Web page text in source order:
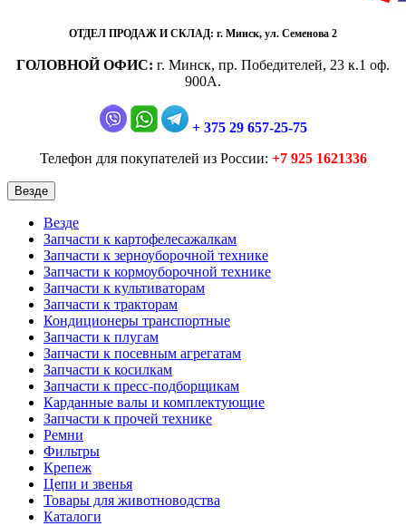
ОТДЕЛ ПРОДАЖ И СКЛАД: г. Минск, ул. Семенова 2
ГОЛОВНОЙ ОФИС: г. Минск, пр. Победителей, 23 к.1 оф.
900А.
+ 375 29 657-25-75
Телефон для покупателей из России: +7 925 1621336
Везде
Везде
Запчасти к картофелесажалкам
Запчасти к зерноуборочной технике
Запчасти к кормоуборочной технике
Запчасти к культиваторам
Запчасти к тракторам
Кондиционеры транспортные
Запчасти к плугам
Запчасти к посевным агрегатам
Запчасти к косилкам
Запчасти к пресс-подборщикам
Карданные валы и комплектующие
Запчасти к прочей технике
Ремни
Фильтры
Крепеж
Цепи и звенья
Товары для животноводства
Каталоги